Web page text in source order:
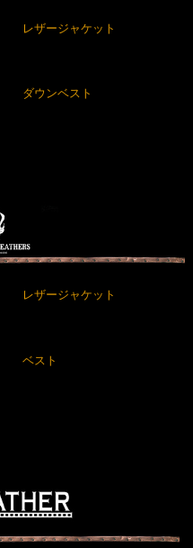
レザージャケット
ダウンベスト
レザージャケット
ベスト